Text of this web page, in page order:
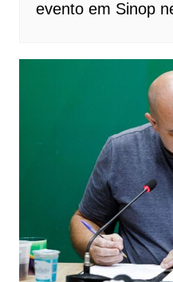
evento em Sinop